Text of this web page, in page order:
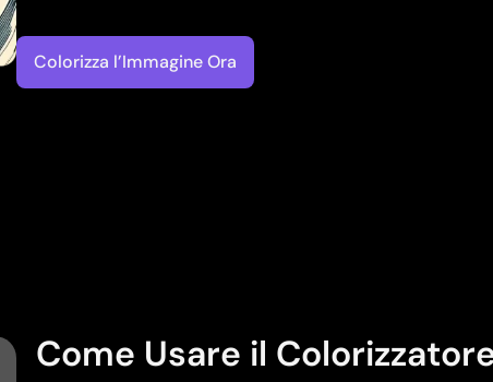
Colorizza l’Immagine Ora
Come Usare il